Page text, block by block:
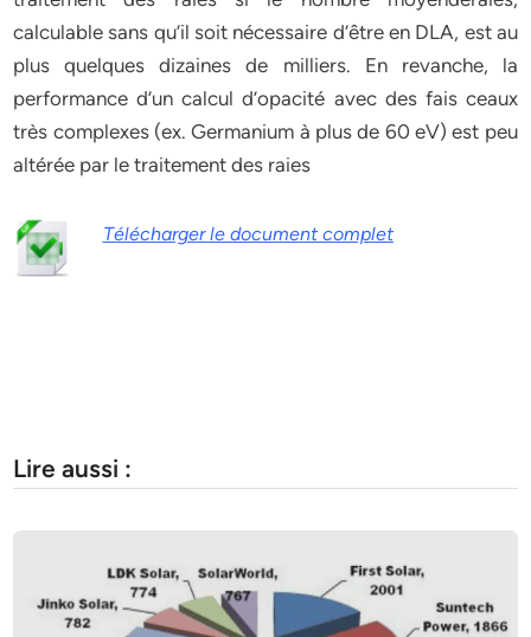
calculable sans qu’il soit nécessaire d’être en DLA, est au
plus quelques dizaines de milliers. En revanche, la
performance d’un calcul d’opacité avec des fais ceaux
très complexes (ex. Germanium à plus de 60 eV) est peu
altérée par le traitement des raies
Télécharger le document complet
Lire aussi :